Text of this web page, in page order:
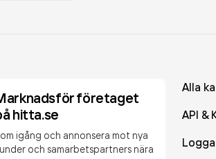
företaget
hitta.se
igång och annonsera mot nya
och samarbetspartners nära
Alla
API &